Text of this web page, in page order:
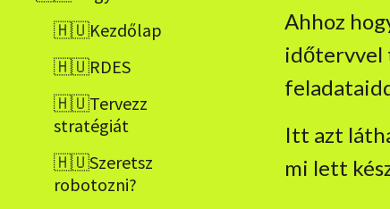
🇭🇺Kezdőlap
🇭🇺RDES
🇭🇺Tervezz
stratégiát
🇭🇺Szeretsz
robotozni?
Ahhoz
időtervvel
Itt azt
mi lett